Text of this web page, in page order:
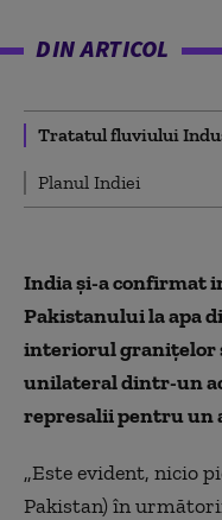
DIN ARTICOL
Tratatul fluviului
Planul Indiei
India şi-a confirmat
Pakistanului la apa
interiorul graniţelor
unilateral dintr-un
represalii pentru un
„Este evident, nicio
Pakistan) în